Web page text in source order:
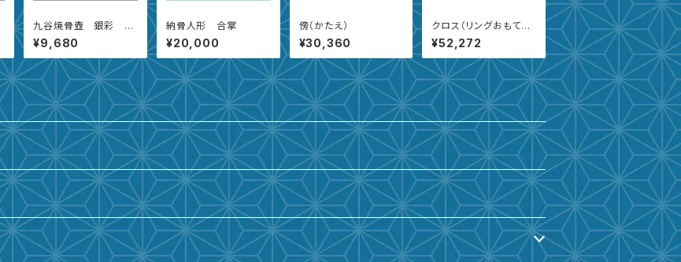
九谷焼骨壺 銀彩 星
【2.3寸】
¥9,680
納骨人形 合掌
¥20,000
傍（かたえ）
¥30,360
クロス（リングおもて面
収納型）
¥52,272